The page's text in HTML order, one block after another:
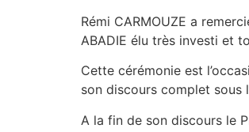
Rémi CARMOUZE a
ABADIE élu très investi et
Cette cérémonie est
son discours complet sous
A la fin de son discours le